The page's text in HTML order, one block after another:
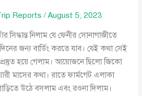
Reports /August 5, 2023
নিলাম যে ফেনীর সোনাগাজীতে
জন্য বার্ডিং করতে যাব। যেই কথা সেই
হয়ে গেলাম। আয়োজনে ছিলো জিকো
মাসের কথা। রাতে ফার্মগেট এলাকা
উঠে বসলাম এবং রওনা দিলাম।